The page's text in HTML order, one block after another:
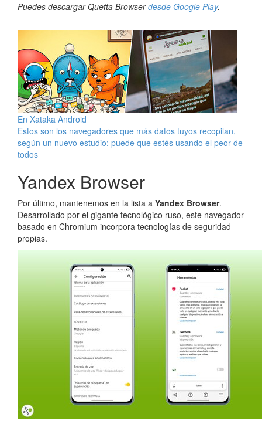
Puedes descargar Quetta Browserdesde Google Play.
En Xataka Android
Estos son los navegadores que más datos tuyos recopilan,
según un nuevo estudio: puede que estés usando el peor de
todos
Yandex Browser
Por último, mantenemos en la lista a Yandex Browser.
Desarrollado por el gigante tecnológico ruso, este navegador
basado en Chromium incorpora tecnologías de seguridad
propias.